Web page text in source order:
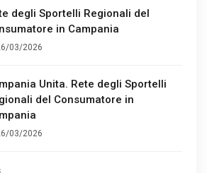
degli Sportelli Regionali del
in Campania
03/2026
Unita. Rete degli Sportelli
del Consumatore in
03/2026